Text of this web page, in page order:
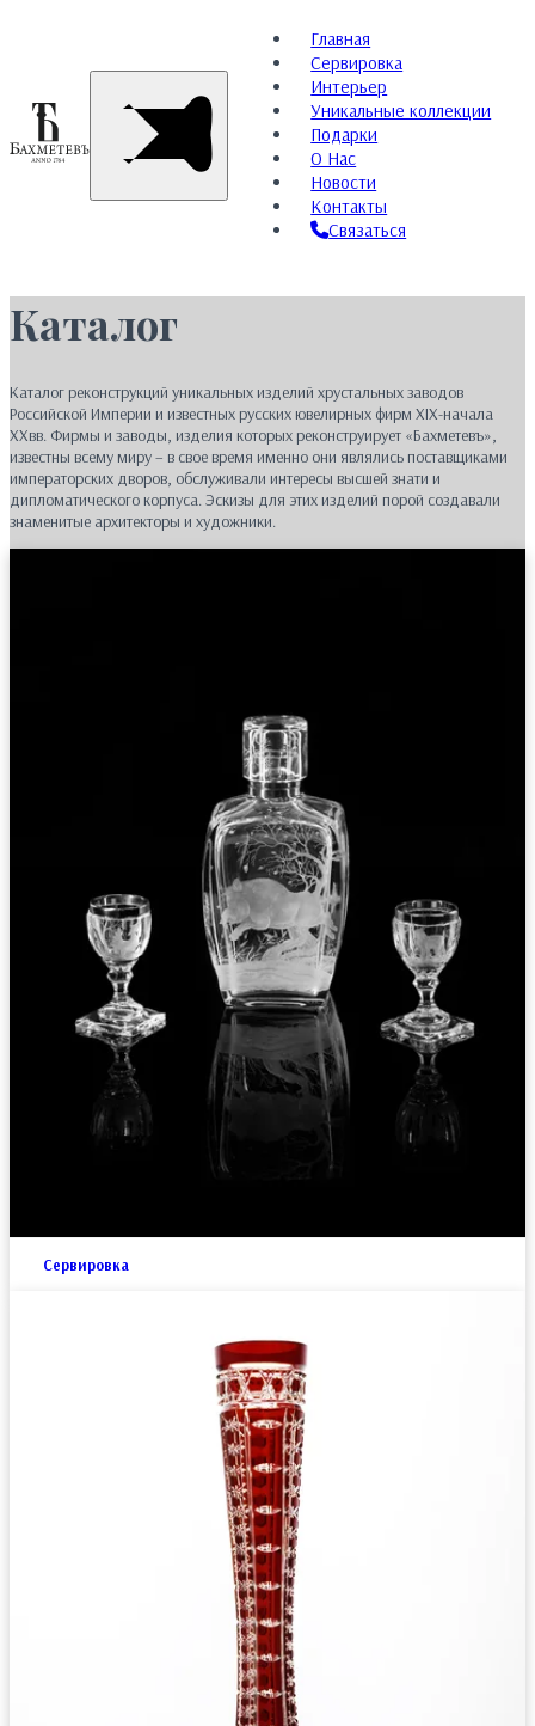
Главная
Сервировка
Интерьер
Уникальные коллекции
Подарки
О Нас
Новости
Контакты
Связаться
Каталог
Каталог реконструкций уникальных изделий хрустальных заводов
Российской Империи и известных русских ювелирных фирм XIX-начала
XXвв. Фирмы и заводы, изделия которых реконструирует «Бахметевъ»,
известны всему миру – в свое время именно они являлись поставщиками
императорских дворов, обслуживали интересы высшей знати и
дипломатического корпуса. Эскизы для этих изделий порой создавали
знаменитые архитекторы и художники.
Сервировка